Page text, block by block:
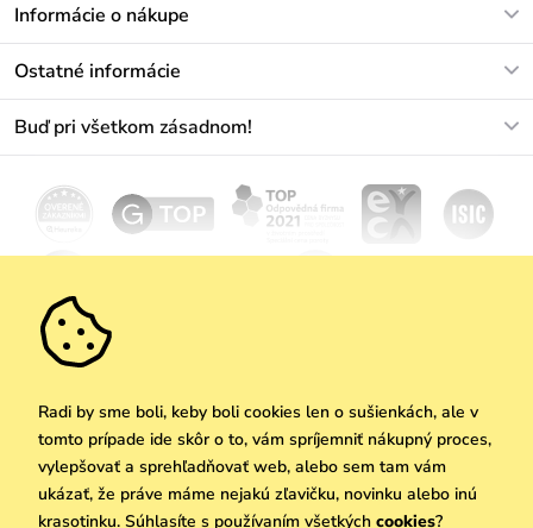
info@vuch.sk
Informácie o nákupe
Materiály a údržba
Vrátenie a reklamácia
Ostatné informácie
Darčekové poukazy
We Care
Vuchlook
Predajne
Buď pri všetkom zásadnom!
Odoberať
Copyright © 2026 Vuch s.r.o. Všetky práva vyhradené. Technicky zabezpečuje
Radi by sme boli, keby boli cookies len o sušienkách, ale v
tomto prípade ide skôr o to, vám spríjemniť nákupný proces,
vylepšovať a sprehľadňovať web, alebo sem tam vám
ukázať, že práve máme nejakú zľavičku, novinku alebo inú
krasotinku. Súhlasíte s používaním všetkých cookies?